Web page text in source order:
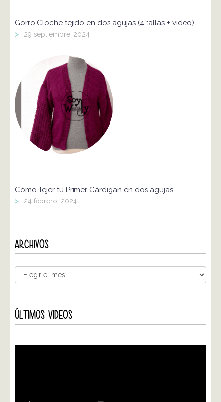
Gorro Cloche tejido en dos agujas (4 tallas + video)
> 29 septiembre, 2024
Cómo Tejer tu Primer Cárdigan en dos agujas
> 24 febrero, 2024
ARCHIVOS
ÚLTIMOS VIDEOS